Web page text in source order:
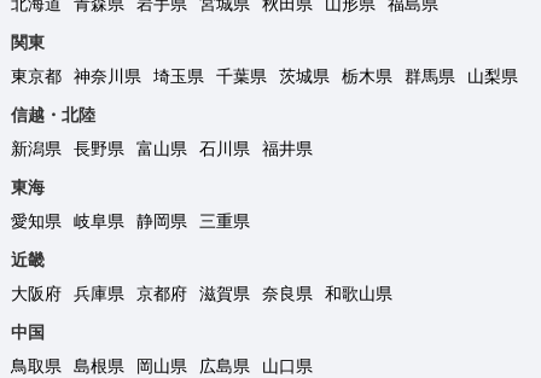
関東
東京都
神奈川県 埼玉県 千葉県 茨城県 栃木県 群馬県
山梨県
信越・北陸
新潟県
長野県 富山県 石川県
福井県
東海
愛知県
岐阜県 静岡県
三重県
近畿
大阪府
兵庫県 京都府 滋賀県 奈良県
和歌山県
中国
鳥取県
島根県 岡山県 広島県
山口県